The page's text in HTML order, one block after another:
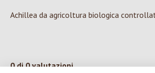
Achillea da agricoltura biologica
0 di 0 valutazioni